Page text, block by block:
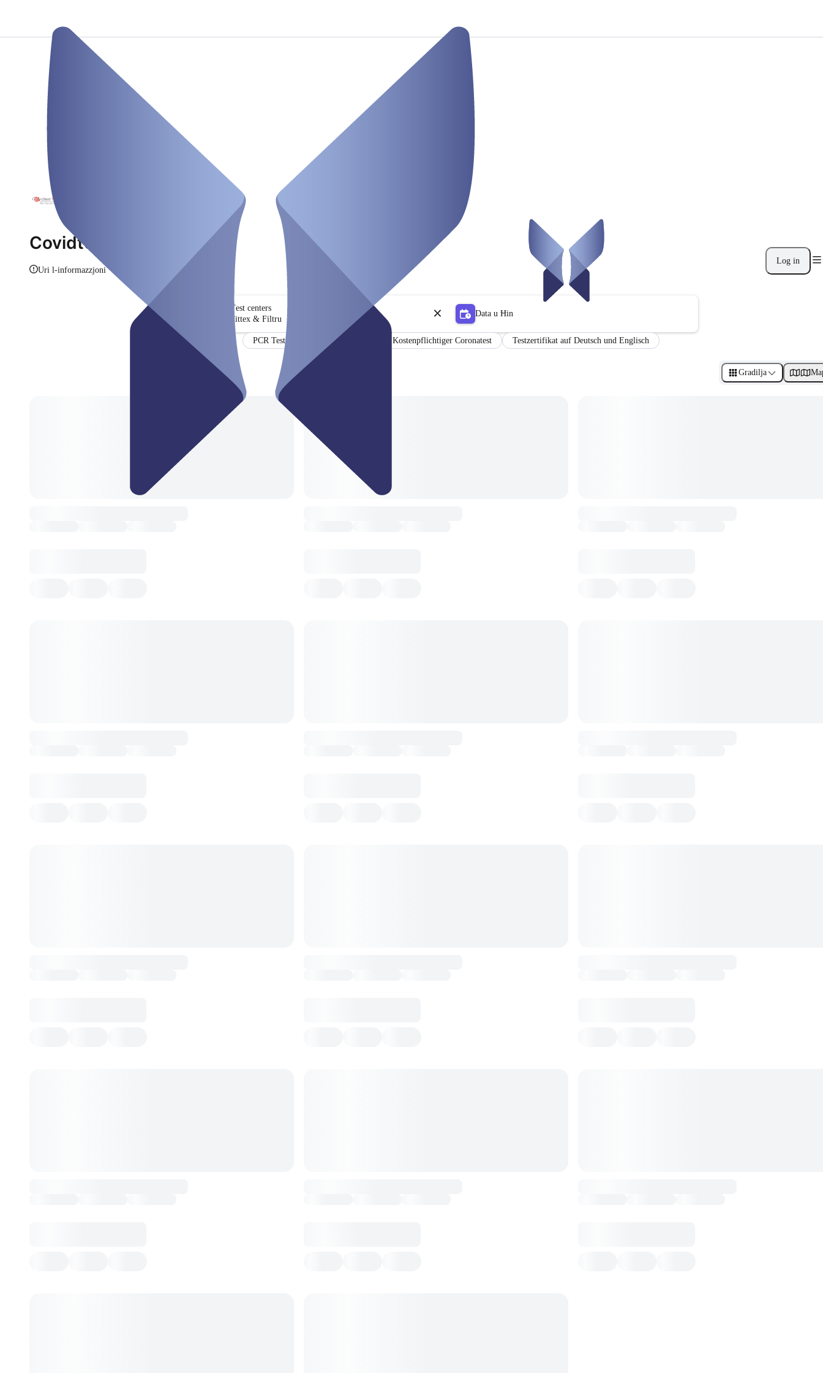
Log in
Covidtest Frankfurt
Uri l-informazzjoni
Test centers
Fittex & Filtru
Data u Ħin
PCR Test Free citizen testing Kostenpflichtiger Coronatest Testzertifikat auf Deutsch und Englisch
Gradilja